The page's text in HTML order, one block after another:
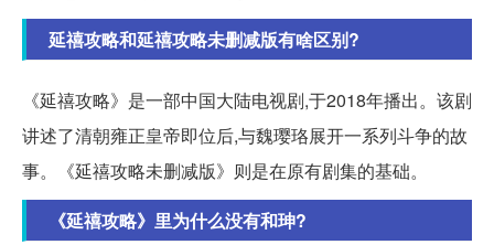
延禧攻略和延禧攻略未删减版有啥区别?
《延禧攻略》是一部中国大陆电视剧,于2018年播出。该剧
讲述了清朝雍正皇帝即位后,与魏璎珞展开一系列斗争的故
事。《延禧攻略未删减版》则是在原有剧集的基础。
《延禧攻略》里为什么没有和珅?